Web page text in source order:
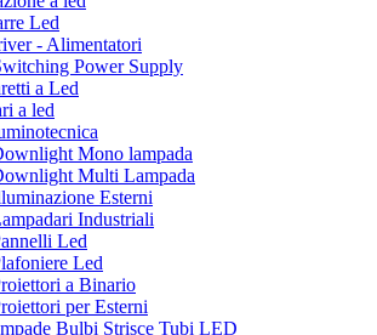
Led
- Alimentatori
Power Supply
a Led
a led
Mono lampada
Multi Lampada
Esterni
Industriali
Led
Led
a Binario
per Esterni
Bulbi Strisce Tubi LED